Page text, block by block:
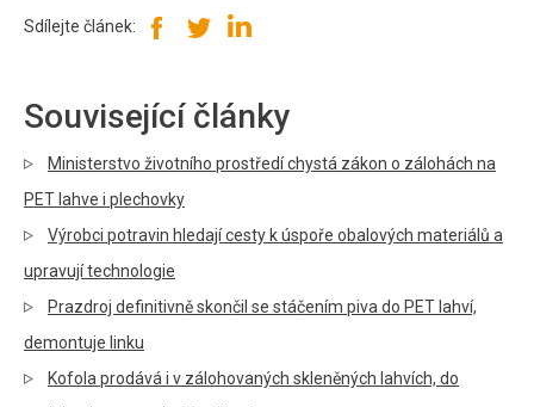
Sdílejte článek:
Související články
Ministerstvo životního prostředí chystá zákon o zálohách na
PET lahve i plechovky
Výrobci potravin hledají cesty k úspoře obalových materiálů a
upravují technologie
Prazdroj definitivně skončil se stáčením piva do PET lahví,
demontuje linku
Kofola prodává i v zálohovaných skleněných lahvích, do